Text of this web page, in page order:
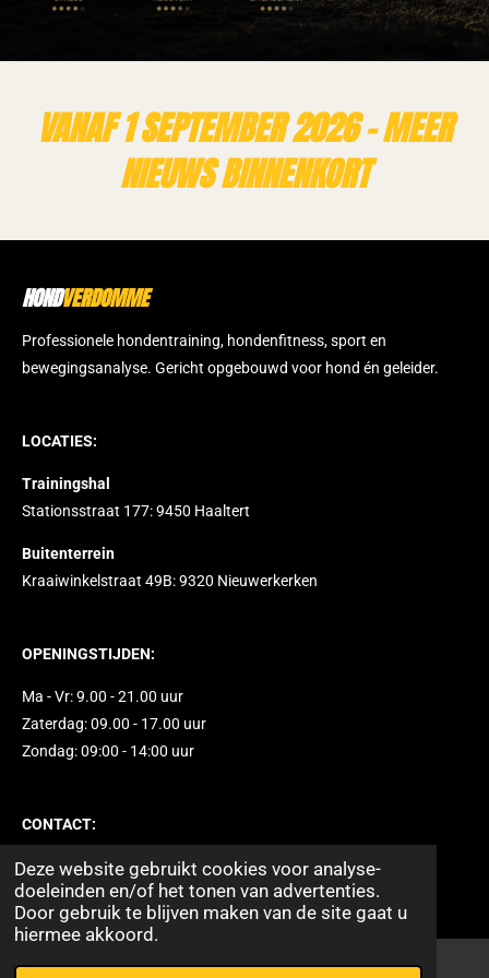
Deze website gebruikt cookies voor analyse-
doeleinden en/of het tonen van advertenties.
Door gebruik te blijven maken van de site gaat u
hiermee akkoord.
VANAF 1 SEPTEMBER 2026 - MEER
NIEUWS BINNENKORT
HONDVERDOMME
Professionele hondentraining, hondenfitness, sport en
bewegingsanalyse. Gericht opgebouwd voor hond én geleider.
LOCATIES:
Trainingshal
Stationsstraat 177: 9450 Haaltert
Buitenterrein
Kraaiwinkelstraat 49B: 9320 Nieuwerkerken
OPENINGSTIJDEN:
Ma - Vr: 9.00 - 21.00 uur
Zaterdag: 09.00 - 17.00 uur
Zondag: 09:00 - 14:00 uur
CONTACT:
+32468432797
info@hondverdomme.be
W
L
F
I